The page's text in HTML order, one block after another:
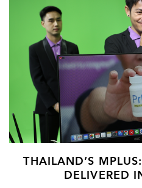
THAILAND’S
DELIVERED